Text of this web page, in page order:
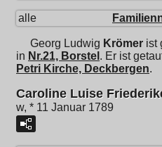
alle
Georg Ludwig Krömer ist
in Nr.21, Borstel . Er ist
Petri Kirche, Deckbergen.
Caroline Luise
w, * 11 Januar 1789